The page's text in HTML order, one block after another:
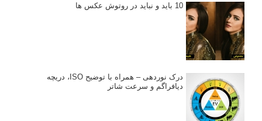
10 باید و نباید در روتوش عکس ها
درک نوردهی – همراه با توضیح ISO، دریچه
دیافراگم و سرعت شاتر